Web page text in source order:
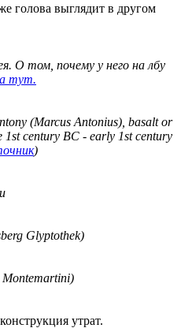
голова выглядит в другом
О том, почему у него на лбу
тут.
(Marcus Antonius), basalt or
1st century BC - early 1st century
)
Glyptothek)
утрат.